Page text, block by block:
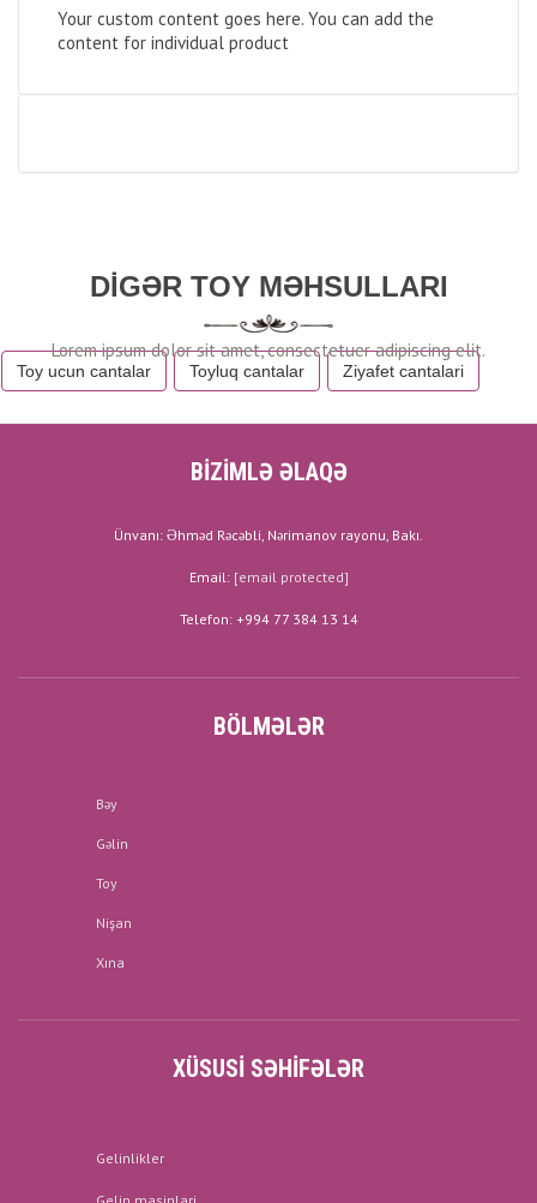
Your custom content goes here. You can add the
content for individual product
DIGƏR TOY MƏHSULLARI
Toy ucun cantalar Toyluq cantalar Ziyafet cantalari
BİZİMLƏ ƏLAQƏ
Ünvanı: Əhməd Rəcəbli, Nərimanov rayonu, Bakı.
Email: [email protected]
Telefon: +994 77 384 13 14
BÖLMƏLƏR
Bəy
Gəlin
Toy
Nişan
Xına
XÜSUSI SƏHIFƏLƏR
Gelinlikler